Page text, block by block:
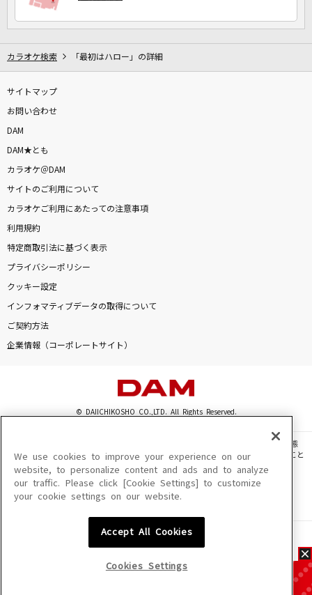
カラオケをもっと楽しもう！
カラオケ検索 「最初はハロー」の詳細
サイトマップ
お問い合わせ
DAM
DAM★とも
カラオケ＠DAM
サイトのご利用について
カラオケご利用にあたっての注意事項
利用規約
特定商取引法に基づく表示
プライバシーポリシー
クッキー設定
インフォマティブデータの取得について
ご契約方法
企業情報（コーポレートサイト）
© DAIICHIKOSHO CO.,LTD. All Rights Reserved.
このサイトに掲載されている一切の文章・画像・写真・動画・音声等を、手段や形態
を問わず、著作権法の定める範囲を超えて無断で複製、転載、ファイル化などすること
を禁じます。
楽曲及びコンテンツは、機種によりご利用いただけない場合があります。
楽曲及びコンテンツの配信日、配信内容が変更になる場合があります。
We use cookies to improve your experience on our
website, to personalize content and ads and to analyze
our traffic. Please click [Cookie Settings] to customize
your cookie settings on our website.
Accept All Cookies
Cookies Settings